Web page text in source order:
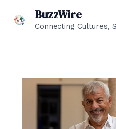
BuzzWire
Connecting Cultures,